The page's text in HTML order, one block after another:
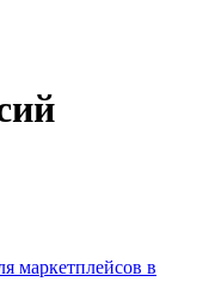
маркетплейсов в